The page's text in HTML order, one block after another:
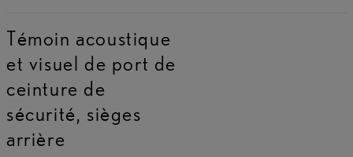
Témoin acoustique
et visuel de port de
ceinture de
sécurité, sièges
arrière